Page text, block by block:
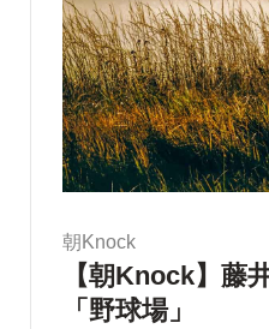
朝Knock
【朝Knock】藤
「野球場」